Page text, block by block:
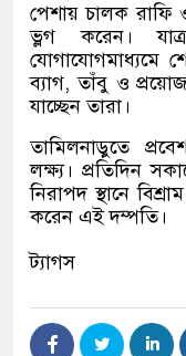
পেশায় চালক রাফি
ভ্লগ করেন।
যোগাযোগমাধ্যমে
ব্যাগ,তাঁবু ও
যাচ্ছেন তারা।
তামিলনাড়ুতে
লক্ষ্য। প্রতিদিন
নিরাপদ স্থানে
করেন এই দম্পতি।
ট্যাগস